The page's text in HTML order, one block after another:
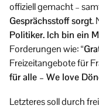
offiziell gemacht –
Gesprächsstoff sorgt.
Politiker. Ich bin ein
Forderungen wie:
Freizeitangebote für
für alle – We love
Letzteres soll durch